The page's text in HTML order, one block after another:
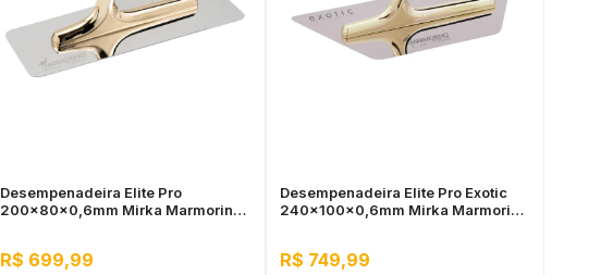
Desempenadeira Elite Pro
200x80x0,6mm Mirka Marmorino
R$ 699,99
Desempenadeira Elite Pro Exotic
240x100x0,6mm Mirka Marmorino
R$ 749,99